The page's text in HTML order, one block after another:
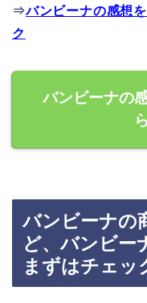
⇒バンビーナの感想
ク
バンビーナの
バンビーナの
ど、バンビー
まずはチェッ